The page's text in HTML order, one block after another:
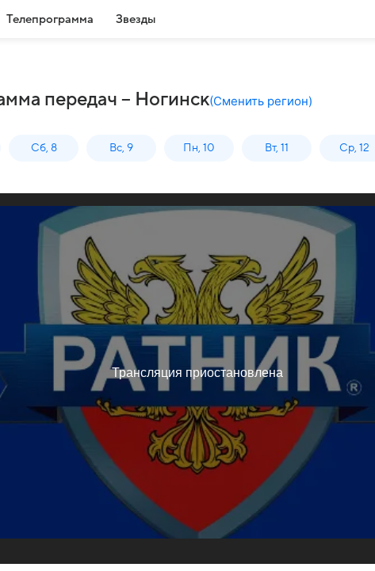
Телепрограмма Звезды
передач – Ногинск(Сменить регион)
Сб, 8 Вс, 9 Пн, 10 Вт, 11 Ср, 12